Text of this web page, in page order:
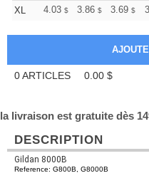
XL
4.03 $ 3.86 $ 3.69 $
0ARTICLES 0.00 $
la livraison est gratuite dès
DESCRIPTION
Gildan 8000B
Reference: G800B, G8000B